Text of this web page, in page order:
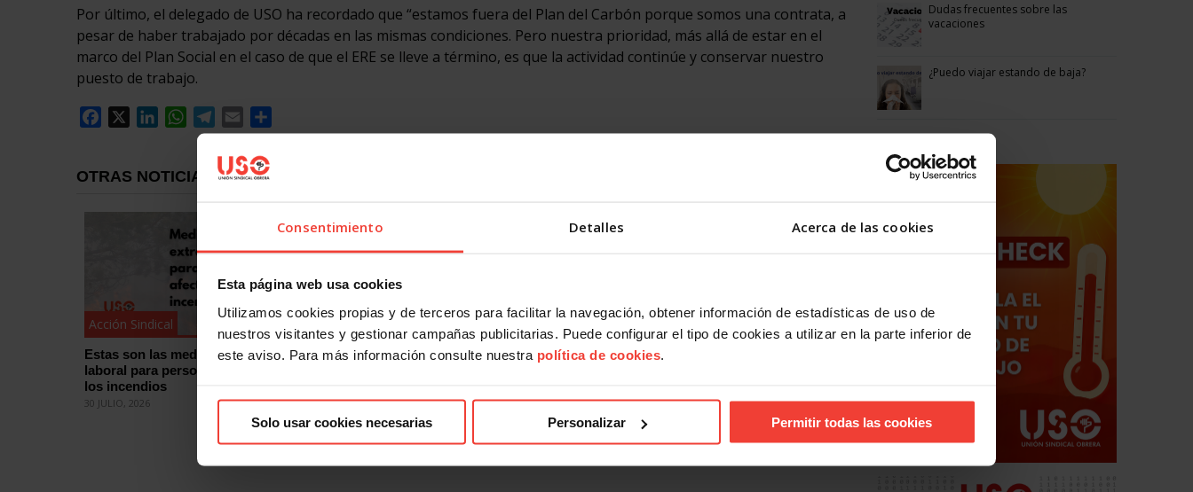
Consentimiento Detalles Acerca de las cookies
Esta página web usa cookies
Utilizamos cookies propias y de terceros para facilitar la navegación, obtener información de estadísticas de uso de
nuestros visitantes y gestionar campañas publicitarias. Puede configurar el tipo de cookies a utilizar en la parte inferior de
este aviso. Para más información consulte nuestra política de cookies.
Solo usar cookies necesarias Personalizar Permitir todas las cookies
Por último, el delegado de USO ha recordado que “estamos fuera del Plan del Carbón porque somos una contrata, a
pesar de haber trabajado por décadas en las mismas condiciones. Pero nuestra prioridad, más allá de estar en el
marco del Plan Social en el caso de que el ERE se lleve a término, es que la actividad continúe y conservar nuestro
puesto de trabajo.
Facebook
LinkedInWhatsApp
Telegram
Email
OTRAS NOTICIAS
Acción Sindical
Estas son las medidas de protección
laboral para personas afectadas por
los incendios
30 JULIO, 2026
Acción Sindical
¿Quieres presentarte con USO a las
29 JULIO, 2026
Acción Sindical
USOTeInforma sobre tus derechos
Dudas frecuentes sobre las
vacaciones
¿Puedo viajar estando de baja?